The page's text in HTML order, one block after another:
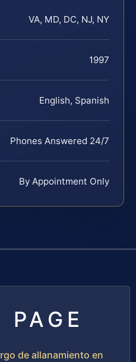
VA, MD, DC, NJ, NY
1997
English, Spanish
Phones Answered 24/7
By Appointment Only
de allanamiento en